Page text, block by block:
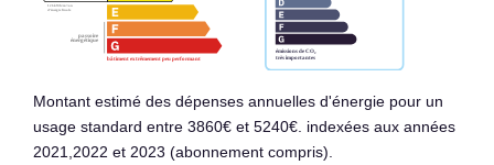
Montant estimé des dépenses annuelles d'énergie pour un
usage standard entre 3860€ et 5240€. indexées aux années
2021,2022 et 2023 (abonnement compris).